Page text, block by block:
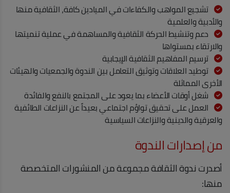
تشجيع المواهب والكفاءات في الميادين كافة، الثقافية منها
والأدبية والعلمية
دعم وتنشيط الحركة الثقافية والمساهمة في عملية تنميتها
والارتقاء بمستواها
ترسيم المفاهيم الثقافية الإيجابية
توطيد العلاقات وتوثيق التعامل بين الندوة والجمعيات والهيئات
الأخرى المماثلة
شغل أوقات الأعضاء بما يعود على المجتمع بالنفع والفائدة
العمل على تحقيق تواؤم اجتماعي بعيداً عن النزاعات الطائفية
والعرقية والدينية والنزاعات السياسية
من إصدارات الندوة
أصدرت ندوة الثقافة مجموعة من المنشورات المتخصصة
منها: